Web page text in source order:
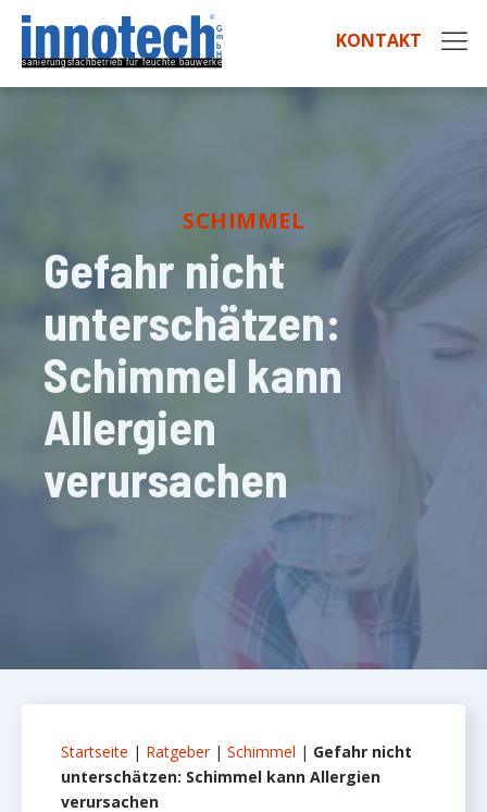
KONTAKT
SCHIMMEL
Gefahr nicht
unterschätzen:
Schimmel kann
Allergien
verursachen
Startseite | Ratgeber| Schimmel | Gefahr nicht
unterschätzen: Schimmel kann Allergien
verursachen